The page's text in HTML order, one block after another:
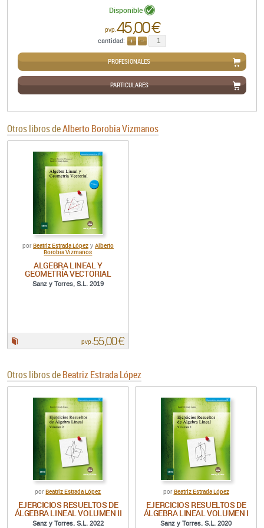
Disponible
pvp. 45,00 €
cantidad:
PROFESIONALES
PARTICULARES
Otros libros deAlberto Borobia Vizmanos
por Beatriz Estrada Lópezy Alberto
Borobia Vizmanos
ALGEBRA LINEAL Y
GEOMETRÍA VECTORIAL
Sanz y Torres, S.L. 2019
pvp.55,00 €
Otros libros deBeatriz Estrada López
porBeatriz Estrada López
EJERCICIOS RESUELTOS DE
ÁLGEBRA LINEAL VOLUMEN II
Sanz y Torres, S.L. 2022
por Beatriz Estrada López
EJERCICIOS RESUELTOS DE
ÁLGEBRA LINEAL VOLUMEN I
Sanz y Torres, S.L. 2020